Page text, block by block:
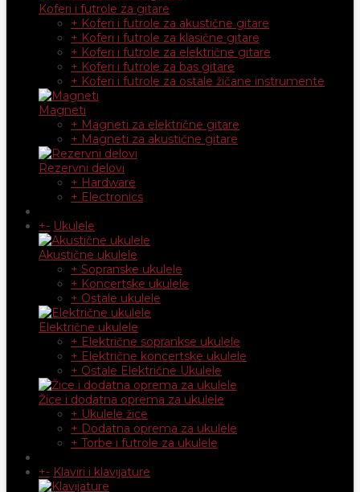
Koferi i futrole za gitare
+ Koferi i futrole za akustične gitare
+ Koferi i futrole za klasične gitare
+ Koferi i futrole za električne gitare
+ Koferi i futrole za bas gitare
+ Koferi i futrole za ostale žičane instrumente
Magneti
+ Magneti za električne gitare
+ Magneti za akustične gitare
Rezervni delovi
+ Hardware
+ Electronics
+- Ukulele
Akustične ukulele
+ Sopranske ukulele
+ Koncertske ukulele
+ Ostale ukulele
Električne ukulele
+ Električne soprankse ukulele
+ Električne koncertske ukulele
+ Ostale Električne Ukulele
Žice i dodatna oprema za ukulele
+ Ukulele žice
+ Dodatna oprema za ukulele
+ Torbe i futrole za ukulele
+- Klaviri i klavijature